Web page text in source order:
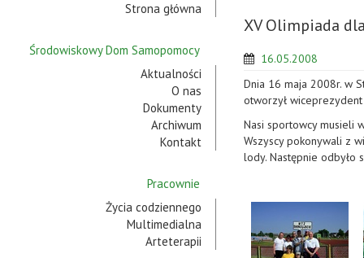
Strona główna
Środowiskowy Dom Samopomocy
Aktualności
O nas
Dokumenty
Archiwum
Kontakt
Pracownie
Życia codziennego
Multimedialna
Arteterapii
XV Olimpiada
16.05.2008
Dnia 16 maja 2008r. w
otworzył
Nasi sportowcy musieli
Wszyscy pokonywali z
lody. Następnie odbyło